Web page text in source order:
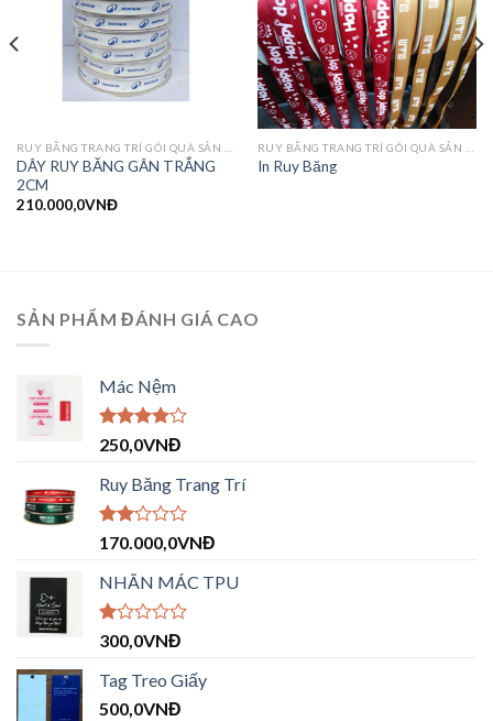
DÂY RUY BĂNG GÂN TRẮNG
2CM
210.000,0VNĐ
In Ruy Băng
SẢN PHẨM ĐÁNH GIÁ CAO
Mác Nệm
Được
xếp hạng
4.00
5
sao
250,0VNĐ
Ruy Băng Trang Trí
Được
hạng
2.09
5
170.000,0VNĐ
NHÃN MÁC TPU
Được
hạng
1.00
5
300,0VNĐ
Tag Treo Giấy
500,0VNĐ